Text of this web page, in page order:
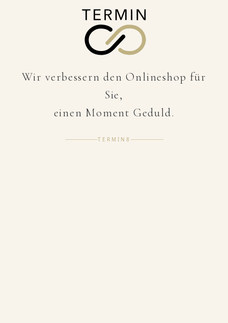
Wir verbessern den Onlineshop für
Sie,
einen Moment Geduld.
TERMIN8